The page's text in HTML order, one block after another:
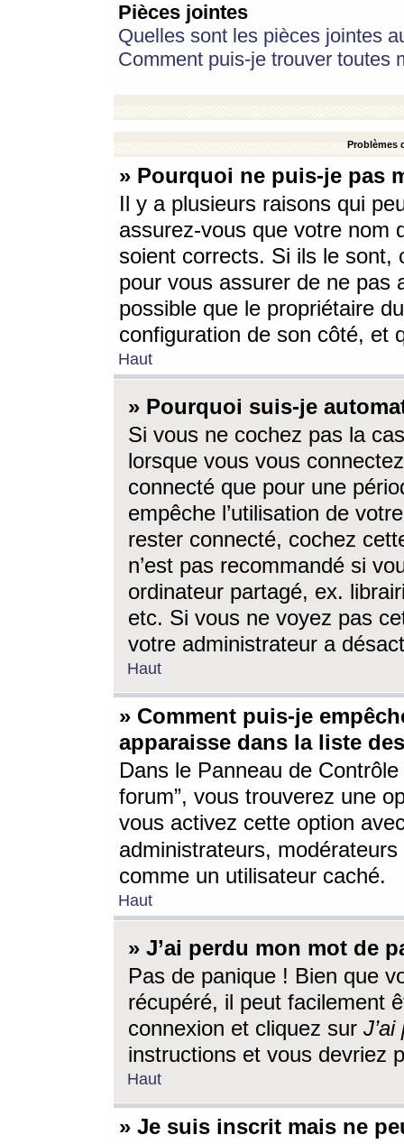
Pièces jointes
Quelles sont les pièces jointes
Comment puis-je trouver toutes
Problèmes
» Pourquoi ne puis-je pas
Il y a plusieurs raisons qui
assurez-vous que votre nom
soient corrects. Si ils le sont,
pour vous assurer de ne pas
possible que le propriétaire
configuration de son côté, et
Haut
» Pourquoi suis-je
Si vous ne cochez pas la
lorsque vous vous
connecté que pour une
empêche l’utilisation de
rester connecté, cochez
n’est pas recommandé si
ordinateur partagé, ex.
etc. Si vous ne voyez pas
votre administrateur a
Haut
» Comment puis-je
apparaisse dans la liste
Dans le Panneau de
forum”, vous trouverez une
vous activez cette option
administrateurs,
comme un utilisateur caché.
Haut
» J’ai perdu mon mot de
Pas de panique ! Bien que
récupéré, il peut facilement
connexion et cliquez sur
instructions et vous devriez
Haut
» Je suis inscrit mais ne